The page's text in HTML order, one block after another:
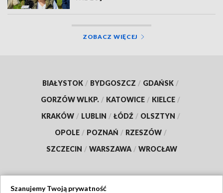
ZOBACZ WIĘCEJ
BIAŁYSTOK / BYDGOSZCZ / GDAŃSK /
GORZÓW WLKP. / KATOWICE / KIELCE /
KRAKÓW / LUBLIN / ŁÓDŹ / OLSZTYN /
OPOLE / POZNAŃ / RZESZÓW /
SZCZECIN / WARSZAWA / WROCŁAW
Szanujemy Twoją prywatność